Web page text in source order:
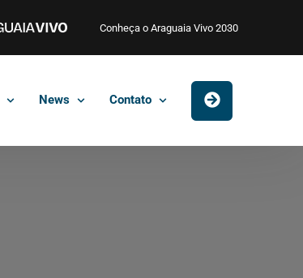
Conheça o Araguaia Vivo 2030
News Contato